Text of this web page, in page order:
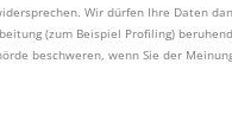
Wir dürfen Ihre Daten
(zum Beispiel Profiling)
beschweren, wenn Sie der